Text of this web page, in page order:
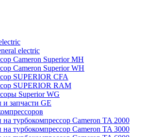
electric
Cameron Superior MH
Cameron Superior WH
SUPERIOR CFA
SUPERIOR RAM
Superior WG
запчасти GE
на турбокомпрессор Cameron TA 2000
на турбокомпрессор Cameron TA 3000